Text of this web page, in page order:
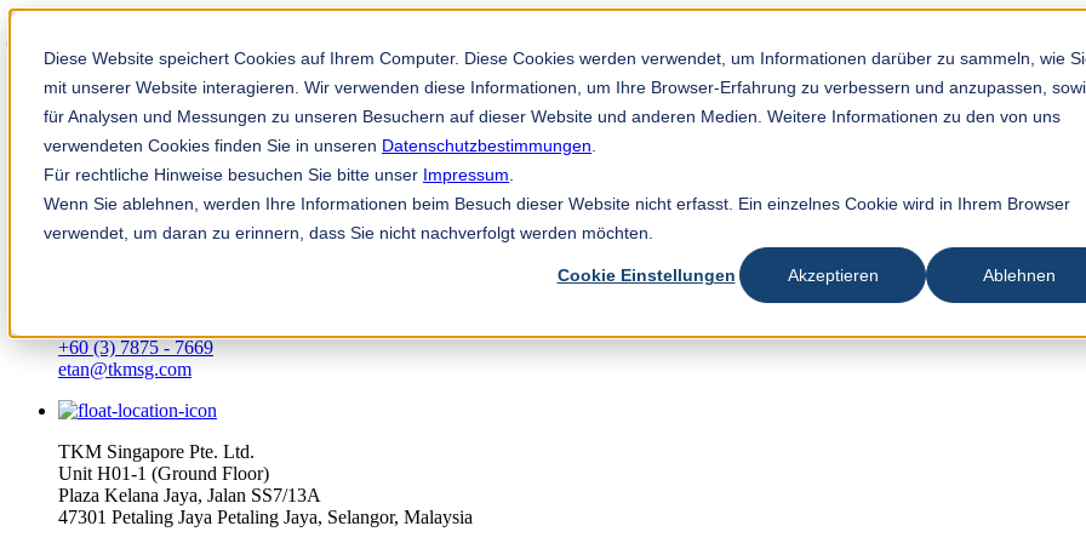
Diese Website speichert Cookies auf Ihrem Computer. Diese Cookies werden verwendet, um Informationen darüber zu sammeln, wie
mit unserer Website interagieren. Wir verwenden diese Informationen, um Ihre Browser-Erfahrung zu verbessern und anzupassen,
für Analysen und Messungen zu unseren Besuchern auf dieser Website und anderen Medien. Weitere Informationen zu den von uns
verwendeten Cookies finden Sie in unseren Datenschutzbestimmungen
Für rechtliche Hinweise besuchen Sie bitte unser Impressum
Wenn Sie ablehnen, werden Ihre Informationen beim Besuch dieser Website nicht erfasst. Ein einzelnes Cookie wird in Ihrem Browser
verwendet, um daran zu erinnern, dass Sie nicht nachverfolgt werden möchten.
Cookie Einstellungen Akzeptieren Ablehnen
Solution Finder
TKM App
ms
+60 (3) 7875 - 7669
etan@tkmsg.com
TKM Singapore Pte. Ltd.
Unit H01-1 (Ground Floor)
Plaza Kelana Jaya, Jalan SS7/13A
47301 Petaling Jaya Petaling Jaya, Selangor, Malaysia